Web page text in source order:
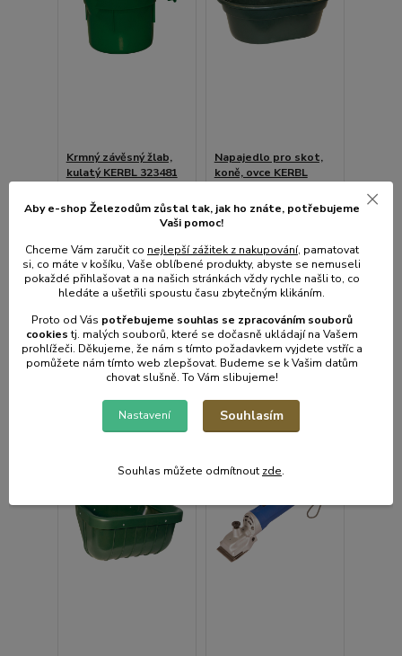
Krmný závěsný žlab,
kulatý KERBL 323481
325 Kč/ks
269 Kčbez
DPH
Skladem e-shop,
odešleme do 2-3
Přidat do košíku
Napajedlo pro skot,
koně, ovce KERBL
4 385 Kč/ks
3 624 Kčbez
DPH
Skladem e-shop, méně
Přidat do košíku
Aby e-shop Železodům zůstal tak, jak ho znáte, potřebujeme
Vaši pomoc!
Chceme Vám zaručit co nejlepší zážitek z nakupování, pamatovat
si, co máte v košíku, Vaše oblíbené produkty, abyste se nemuseli
pokaždé přihlašovat a na našich stránkách vždy rychle našli to, co
hledáte a ušetřili spoustu času zbytečným klikáním.
Proto od Vás potřebujeme souhlas se zpracováním souborů
cookiestj. malých souborů, které se dočasně ukládají na Vašem
prohlížeči. Děkujeme, že nám s tímto požadavkem vyjdete vstříc a
pomůžete nám tímto web zlepšovat. Budeme se k Vašim datům
chovat slušně. To Vám slibujeme!
Nastavení Souhlasím
Souhlas můžete odmítnout zde.